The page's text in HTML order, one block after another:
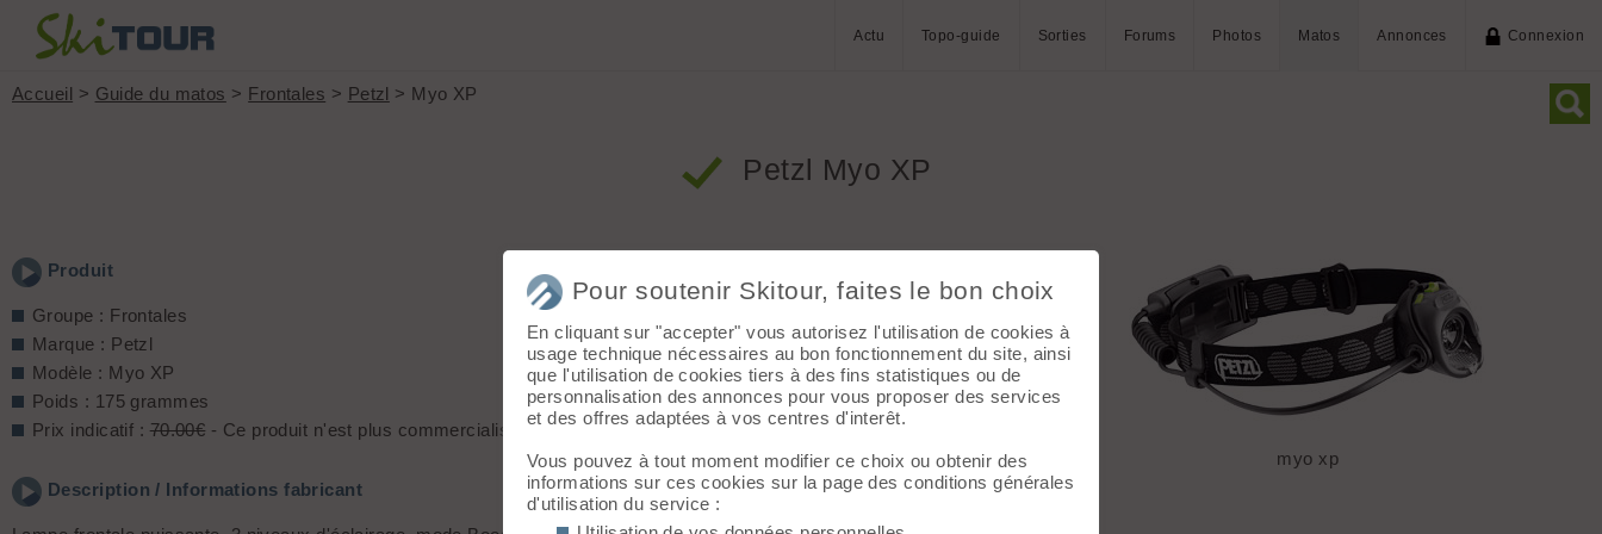
Actu Topo-guide Sorties Forums Photos Matos Annonces Connexion
Accueil > Guide du matos > Frontales > Petzl > Myo XP
Petzl Myo XP
Produit
Groupe : Frontales
Marque : Petzl
Modèle : Myo XP
Poids : 175 grammes
Prix indicatif : 70.00€ - Ce produit n'est plus commercialisé
Description / Informations fabricant
myo xp
Pour soutenir Skitour, faites le bon choix
En cliquant sur "accepter" vous autorisez l'utilisation de cookies à
usage technique nécessaires au bon fonctionnement du site, ainsi
que l'utilisation de cookies tiers à des fins statistiques ou de
personnalisation des annonces pour vous proposer des services
et des offres adaptées à vos centres d'interêt.
Vous pouvez à tout moment modifier ce choix ou obtenir des
informations sur ces cookies sur la page des conditions générales
d'utilisation du service :